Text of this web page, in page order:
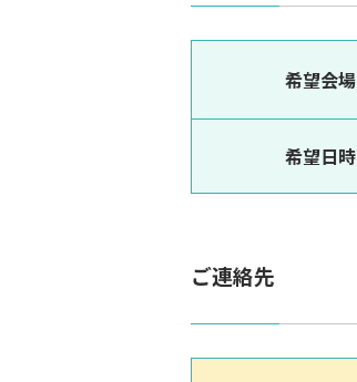
希望会場
希望日時
ご連絡先